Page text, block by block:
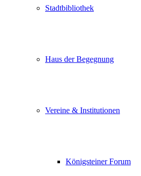
Stadtbibliothek
Haus der Begegnung
Vereine & Institutionen
Königsteiner Forum